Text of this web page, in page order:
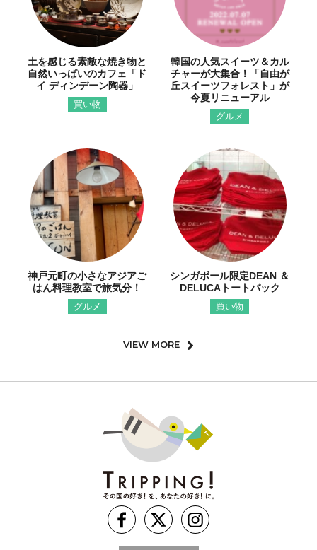
土を感じる素敵な焼き物と
自然いっぱいのカフェ「ド
イ ディンデーン陶器」
買い物
韓国の人気スイーツ＆カル
チャーが大集合！「自由が
丘スイーツフォレスト」が
今夏リニューアル
グルメ
神戸元町の小さなアジアご
はん料理教室で旅気分！
グルメ
シンガポール限定DEAN ＆
DELUCAトートバック
買い物
VIEW MORE